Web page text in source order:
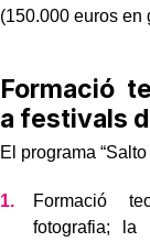
(150.000 euros en
Formació
a festivals
El programa
Formació
fotografia;